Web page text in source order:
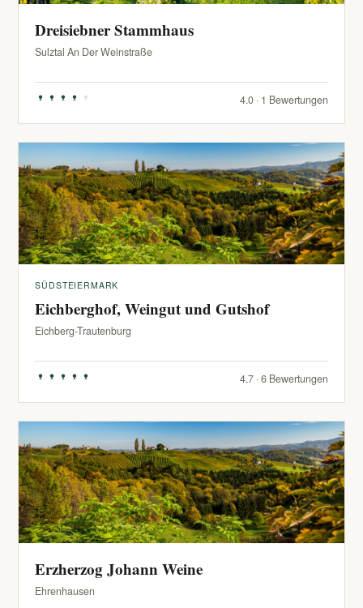
Dreisiebner Stammhaus
Sulztal An Der Weinstraße
4.0 · 1 Bewertungen
SÜDSTEIERMARK
Eichberghof, Weingut und Gutshof
Eichberg-Trautenburg
4.7 · 6 Bewertungen
Erzherzog Johann Weine
Ehrenhausen